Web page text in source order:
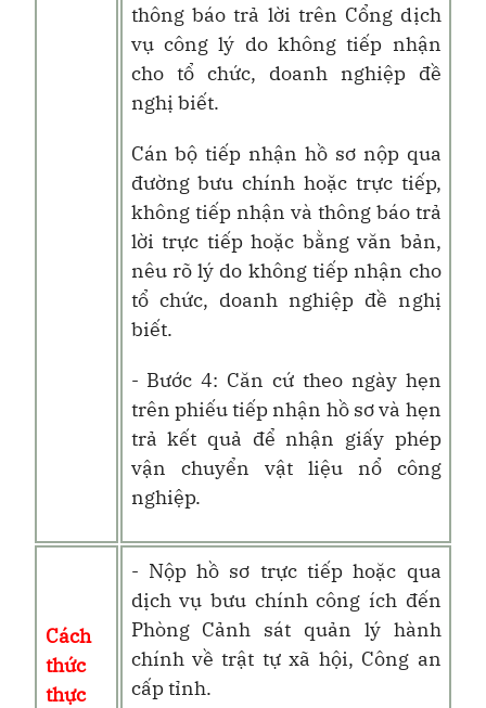
thông báo trả lời trên Cổng dịch
vụ công lý do không tiếp nhận
cho tổ chức, doanh nghiệp đề
nghị biết.
Cán bộ tiếp nhận hồ sơ nộp qua
đường bưu chính hoặc trực tiếp,
không tiếp nhận và thông báo trả
lời trực tiếp hoặc bằng văn bản,
nêu rõ lý do không tiếp nhận cho
tổ chức, doanh nghiệp đề nghị
biết.
- Bước 4: Căn cứ theo ngày hẹn
trên phiếu tiếp nhận hồ sơ và hẹn
trả kết quả để nhận giấy phép
vận chuyển vật liệu nổ công
nghiệp.
Cách
thức
thực
- Nộp hồ sơ trực tiếp hoặc qua
dịch vụ bưu chính công ích đến
Phòng Cảnh sát quản lý hành
chính về trật tự xã hội, Công an
cấp tỉnh.